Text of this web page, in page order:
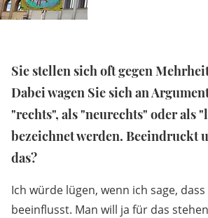
Sie stellen sich oft gegen
Dabei wagen Sie sich an
"rechts", als "neurechts" oder als
bezeichnet werden. Beeindruckt
das?
Ich würde lügen, wenn ich sage,
beeinflusst. Man will ja für das